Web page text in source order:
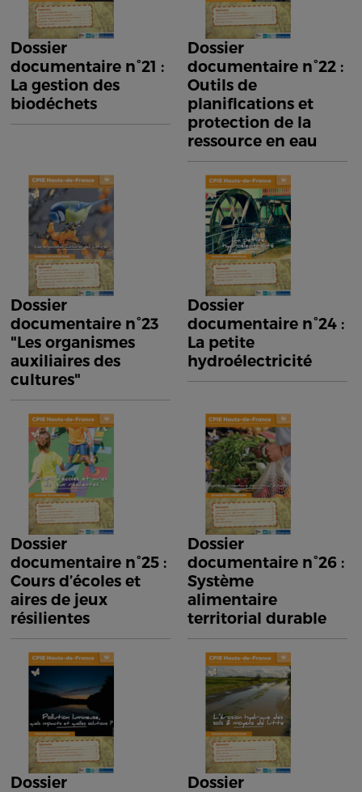
Dossier
documentaire n°21 :
La gestion des
biodéchets
Dossier
documentaire n°22 :
Outils de
planifications et
protection de la
ressource en eau
Dossier
documentaire n°23
"Les organismes
auxiliaires des
cultures"
Dossier
documentaire n°24 :
La petite
hydroélectricité
Dossier
documentaire n°25 :
Cours d’écoles et
aires de jeux
résilientes
Dossier
documentaire n°26 :
Système
alimentaire
territorial durable
Dossier Dossier